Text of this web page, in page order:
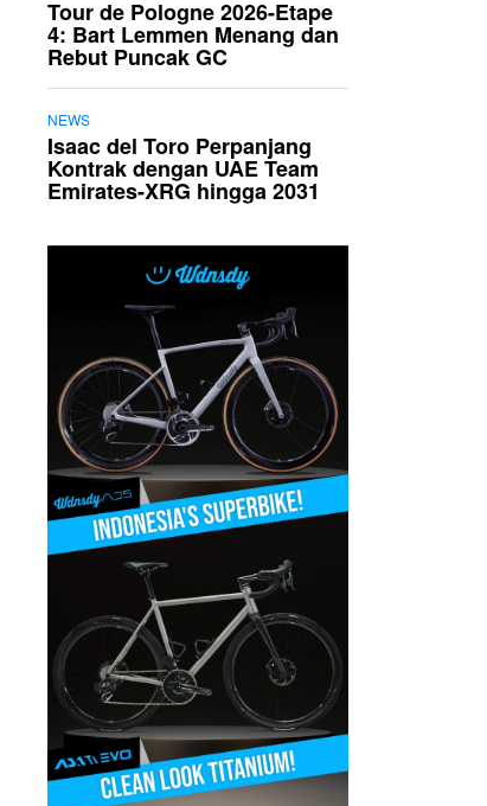
Tour de Pologne 2026-Etape
4: Bart Lemmen Menang dan
Rebut Puncak GC
NEWS
Isaac del Toro Perpanjang
Kontrak dengan UAE Team
Emirates-XRG hingga 2031